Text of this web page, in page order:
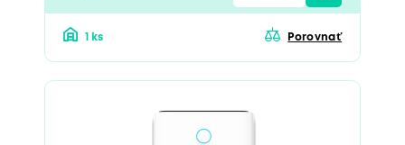
1 ks Porovnať